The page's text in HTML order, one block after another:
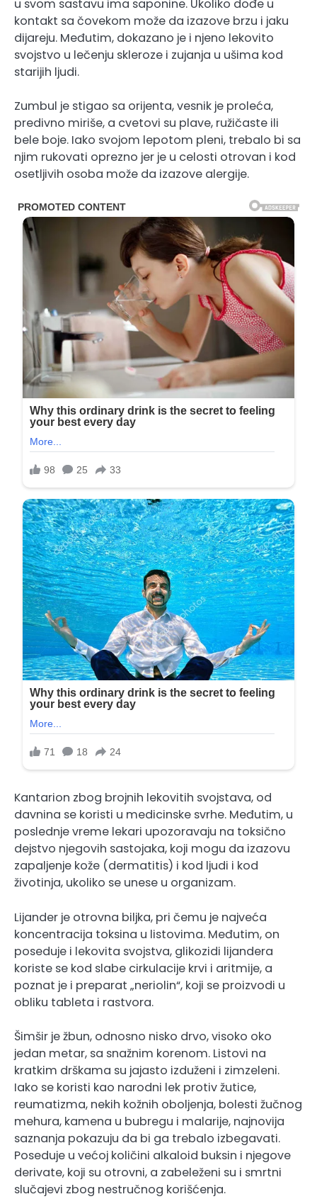
u svom sastavu ima saponine. Ukoliko dođe u
kontakt sa čovekom može da izazove brzu i jaku
dijareju. Međutim, dokazano je i njeno lekovito
svojstvo u lečenju skleroze i zujanja u ušima kod
starijih ljudi.
Zumbul je stigao sa orijenta, vesnik je proleća,
predivno miriše, a cvetovi su plave, ružičaste ili
bele boje. Iako svojom lepotom pleni, trebalo bi sa
njim rukovati oprezno jer je u celosti otrovan i kod
osetljivih osoba može da izazove alergije.
Kantarion zbog brojnih lekovitih svojstava, od
davnina se koristi u medicinske svrhe. Međutim, u
poslednje vreme lekari upozoravaju na toksično
dejstvo njegovih sastojaka, koji mogu da izazovu
zapaljenje kože (dermatitis) i kod ljudi i kod
životinja, ukoliko se unese u organizam.
Lijander je otrovna biljka, pri čemu je najveća
koncentracija toksina u listovima. Međutim, on
poseduje i lekovita svojstva, glikozidi lijandera
koriste se kod slabe cirkulacije krvi i aritmije, a
poznat je i preparat „neriolin“, koji se proizvodi u
obliku tableta i rastvora.
Šimšir je žbun, odnosno nisko drvo, visoko oko
jedan metar, sa snažnim korenom. Listovi na
kratkim drškama su jajasto izduženi i zimzeleni.
Iako se koristi kao narodni lek protiv žutice,
reumatizma, nekih kožnih oboljenja, bolesti žučnog
mehura, kamena u bubregu i malarije, najnovija
saznanja pokazuju da bi ga trebalo izbegavati.
Poseduje u većoj količini alkaloid buksin i njegove
derivate, koji su otrovni, a zabeleženi su i smrtni
slučajevi zbog nestručnog korišćenja.